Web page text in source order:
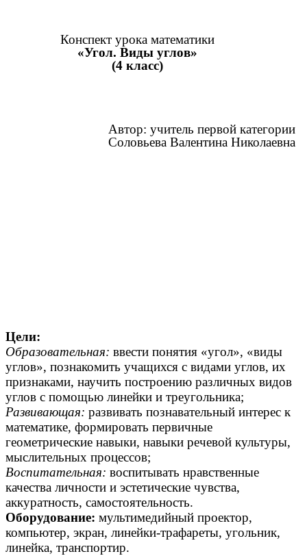
Конспект урока математики
«Угол. Виды углов»
(4 класс)
Автор: учитель первой категории
Соловьева Валентина Николаевна
Цели:
Образовательная: ввести понятия «угол», «виды
углов», познакомить учащихся с видами углов, их
признаками, научить построению различных видов
углов с помощью линейки и треугольника;
Развивающая: развивать познавательный интерес к
математике, формировать первичные
геометрические навыки, навыки речевой культуры,
мыслительных процессов;
Воспитательная: воспитывать нравственные
качества личности и эстетические чувства,
аккуратность, самостоятельность.
Оборудование: мультимедийный проектор,
компьютер, экран, линейки-трафареты, угольник,
линейка, транспортир.